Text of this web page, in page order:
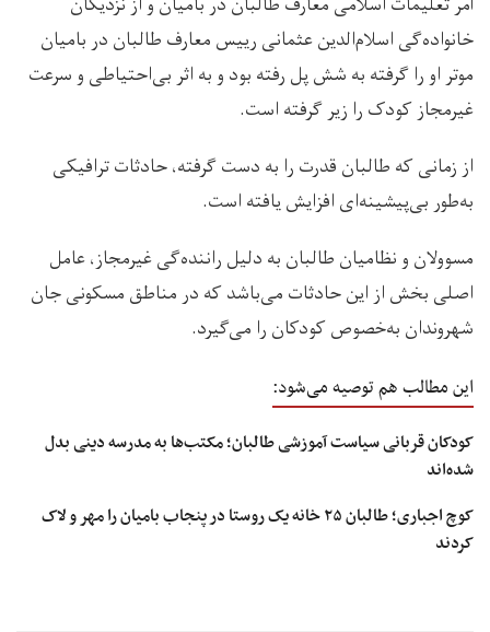
خانواده‌گی اسلام‌الدین عثمانی رییس معارف طالبان در بامیان
موتر او را گرفته به شش پل رفته بود و به اثر بی‌احتیاطی و سرعت
غیرمجاز کودک را زیر گرفته است.
از زمانی که طالبان قدرت را به دست گرفته، حادثات ترافیکی
به‌طور بی‌پیشینه‌ای افزایش یافته است.
مسوولان و نظامیان طالبان به دلیل راننده‌گی غیرمجاز، عامل
اصلی بخش از این حادثات می‌باشد که در مناطق مسکونی جان
شهروندان به‌خصوص کودکان را می‌گیرد.
این مطالب هم توصیه می‌شود:
کودکان قربانی سیاست آموزشی طالبان؛ مکتب‌ها به مدرسه دینی بدل
شده‌اند
کوچ اجباری؛ طالبان ۲۵ خانه یک روستا در پنجاب بامیان را مهر و لاک
کردند